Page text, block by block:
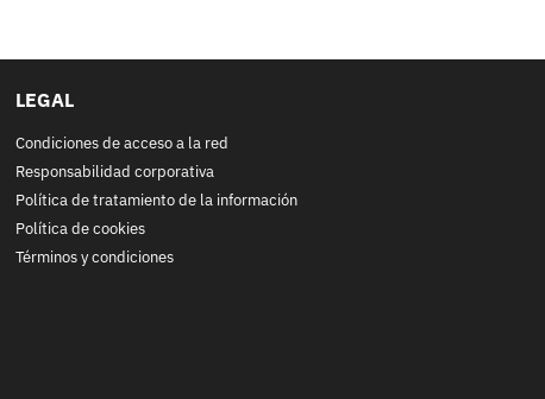
LEGAL
Condiciones de acceso a la red
Responsabilidad corporativa
Política de tratamiento de la información
Política de cookies
Términos y condiciones